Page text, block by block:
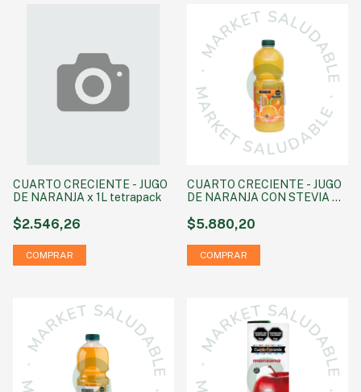
CUARTO CRECIENTE - JUGO
DE NARANJA x 1L tetrapack
$2.546,26
CUARTO CRECIENTE - JUGO
DE NARANJA CON STEVIA X
$5.880,20